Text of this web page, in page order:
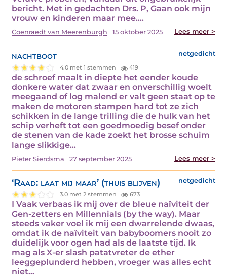
bericht. Met in gedachten Drs. P, Gaan ook mijn
vrouw en kinderen maar mee.…
Coenraedt van Meerenburgh 15 oktober 2025 Lees meer >
nachtboot netgedicht
4.0 met 1 stemmen 419
de schroef maalt in diepte het eender koude
donkere water dat zwaar en onverschillig woelt
meegaand of log malend er valt geen staat op te
maken de motoren stampen hard tot ze zich
schikken in de lange trilling die de hulk van het
schip verheft tot een goedmoedig besef onder
de stenen van de kade zoekt het brosse schuim
lange slikkige…
Pieter Sierdsma 27 september 2025 Lees meer >
‘Raad: laat mij maar’ (thuis blijven) netgedicht
3.0 met 2 stemmen 673
I Vaak verbaas ik mij over de bleue naïviteit der
Gen-zetters en Millennials (by the way). Maar
steeds vaker voel ik mij een dwarrelende dwaas,
omdat ik de naïviteit van babyboomers nooit zo
duidelijk voor ogen had als de laatste tijd. Ik
mag als X-er slash patatvreter de ether
leeggeplunderd hebben, vroeger was alles echt
niet…